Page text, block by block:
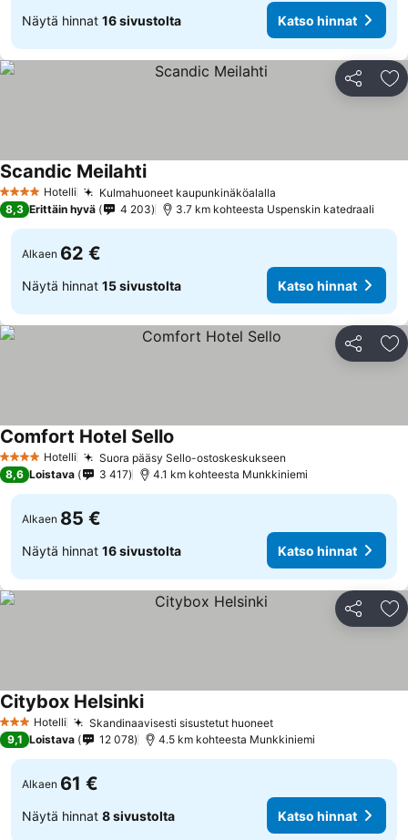
Näytä hinnat 16 sivustolta Katso hinnat
Jaa
4 Tähtiluokitus
Hotelli Kulmahuoneet kaupunkinäköalalla
Scandic Meilahti
8,3 Erittäin hyvä 4 203 3.7 km kohteesta Uspenskin katedraali
Alkaen 62 €
Näytä hinnat 15 sivustolta Katso hinnat
Jaa
4 Tähtiluokitus
Hotelli Suora pääsy Sello-ostoskeskukseen
Comfort Hotel Sello
8,6 Loistava 3 417 4.1 km kohteesta Munkkiniemi
Alkaen 85 €
Näytä hinnat 16 sivustolta Katso hinnat
Jaa
3 Tähtiluokitus
Hotelli Skandinaavisesti sisustetut huoneet
Citybox Helsinki
9,1 Loistava 12 078 4.5 km kohteesta Munkkiniemi
Alkaen 61 €
Näytä hinnat 8 sivustolta Katso hinnat